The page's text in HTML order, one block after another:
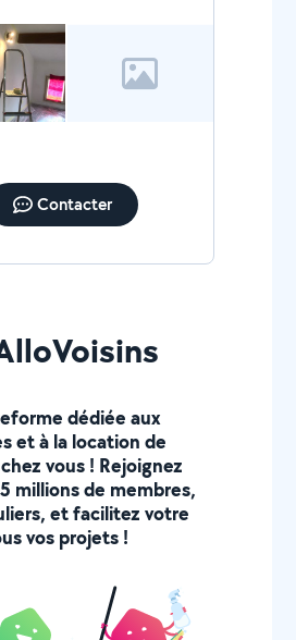
Contacter
dédiée aux
et à la location de
vous ! Rejoignez
millions de membres,
et facilitez votre
vos projets !